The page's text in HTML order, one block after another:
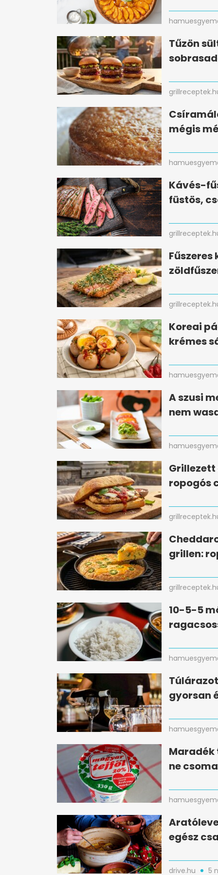
Tűzön
mégis
Kávés-
füstös,
Koreai
krémes
A szusi
nem
ropogós
grillen:
10-5-5
gyorsan
Maradék
ne
egész
drive.hu 5